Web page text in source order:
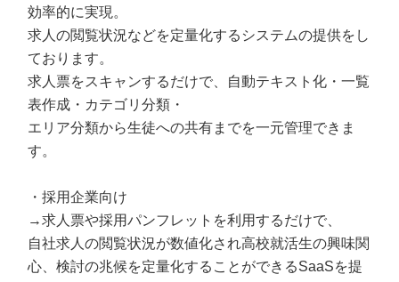
効率的に実現。
求人の閲覧状況などを定量化するシステムの提供をし
ております。
求人票をスキャンするだけで、自動テキスト化・一覧
表作成・カテゴリ分類・
エリア分類から生徒への共有までを一元管理できま
す。
・採用企業向け
→求人票や採用パンフレットを利用するだけで、
自社求人の閲覧状況が数値化され高校就活生の興味関
心、検討の兆候を定量化することができるSaaSを提